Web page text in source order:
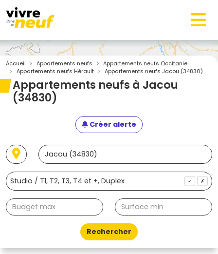
Accueil Appartements neufs
Appartements neufs Occitanie
Appartements neufs Hérault
Appartements neufs Jacou (34830)
Appartements neufs à Jacou
(34830)
Créer alerte
✓ ✗
Rechercher